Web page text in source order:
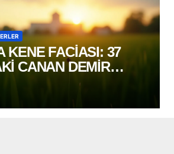
KENE FACİASI: 37
CANAN DEMİR
KAYBETTİ